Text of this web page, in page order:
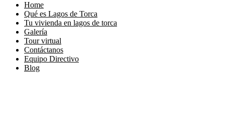
Home
Qué es Lagos de Torca
Tu vivienda en lagos de torca
Galería
Tour virtual
Contáctanos
Equipo Directivo
Blog